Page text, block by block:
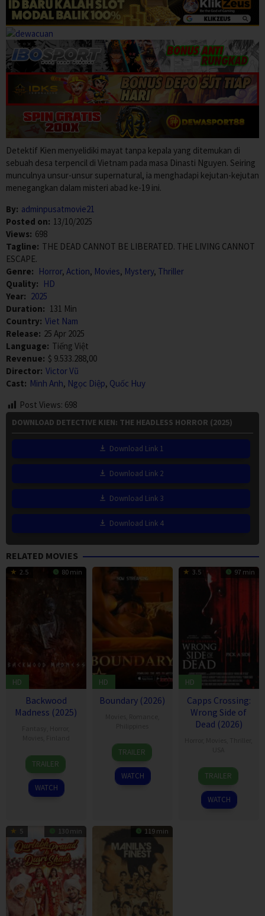
Detektif Kien menyelidiki mayat tanpa kepala yang ditemukan di
sebuah desa terpencil di Vietnam pada masa Dinasti Nguyen. Seiring
munculnya unsur-unsur supernatural, ia menghadapi kejutan-kejutan
menegangkan dalam misteri abad ke-19 ini.
By: adminpusatmovie21
Posted on: 13/10/2025
Views: 698
Tagline: THE DEAD CANNOT BE LIBERATED. THE LIVING CANNOT
ESCAPE.
Genre: Horror, Action, Movies, Mystery, Thriller
Quality: HD
Year: 2025
Duration: 131 Min
Country: Viet Nam
Release: 25 Apr 2025
Language: Tiếng Việt
Revenue: $ 9.533.288,00
Director: Victor Vũ
Cast: Minh Anh, Ngọc Diệp, Quốc Huy
Post Views: 698
DOWNLOAD DETECTIVE KIEN: THE HEADLESS HORROR (2025)
Download Link 1
Download Link 2
Download Link 3
Download Link 4
RELATED MOVIES
2.5 80 min
HD
Backwood
Madness (2025)
22
Aug
2025
Ari
Savonen
TRAILER
WATCH
HD
Boundary (2026)
TRAILER
WATCH
3.5 97 min
HD
Capps Crossing:
Wrong Side of
Dead (2026)
18
Jul
2026
Mike
Stahl
TRAILER
WATCH
5 130 min 119 min